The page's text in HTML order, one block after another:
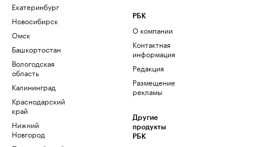
Екатеринбург
Новосибирск
Омск
Башкортостан
Вологодская
область
Калининград
Краснодарский
край
Нижний
Новгород
РБК
О компании
Контактная
информация
Редакция
Размещение
рекламы
Другие
продукты
РБК